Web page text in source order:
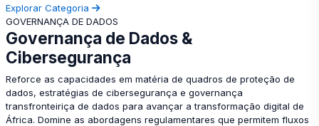
Explorar Categoria
GOVERNANÇA DE DADOS
Governança de Dados &
Cibersegurança
Reforce as capacidades em matéria de quadros de proteção de
dados, estratégias de cibersegurança e governança
transfronteiriça de dados para avançar a transformação digital de
África. Domine as abordagens regulamentares que permitem fluxos